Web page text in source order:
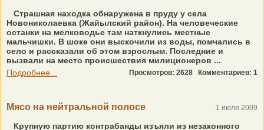
Страшная находка обнаружена в пруду у села
Новониколаевка (Жайылский район). На человеческие
останки на мелководье там наткнулись местные
мальчишки. В шоке они выскочили из воды, помчались в
село и рассказали об этом взрослым. Последние и
вызвали на место происшествия милиционеров ...
Подробнее...
Просмотров: 2628 Комментариев: 1
Мясо на нейтральной полосе 1 июля 2009
Крупную партию контрабанды изъяли из незаконного